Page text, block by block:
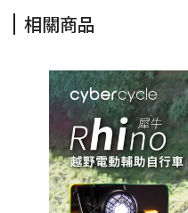
相關商品